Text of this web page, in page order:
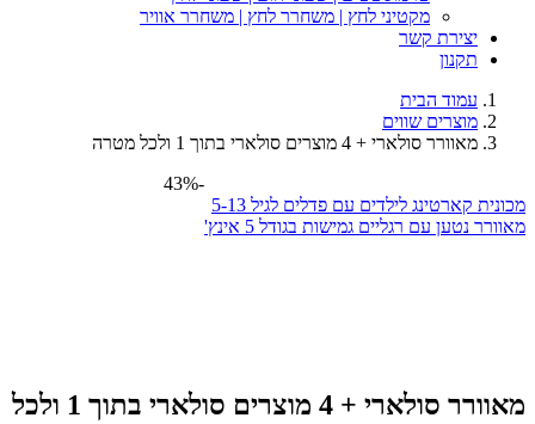
מקטיני לחץ | משחרר לחץ | משחרר אוויר
יצירת קשר
תקנון
עמוד הבית
מוצרים שווים
מאוורר סולארי + 4 מוצרים סולארי בתוך 1 ולכל מטרה
מכונית קארטינג לילדים עם פדלים לגיל 5-13
מאוורר נטען עם רגליים גמישות בגודל 5 אינץ'
-43%
מאוורר סולארי + 4 מוצרים סולארי בתוך 1 ולכל